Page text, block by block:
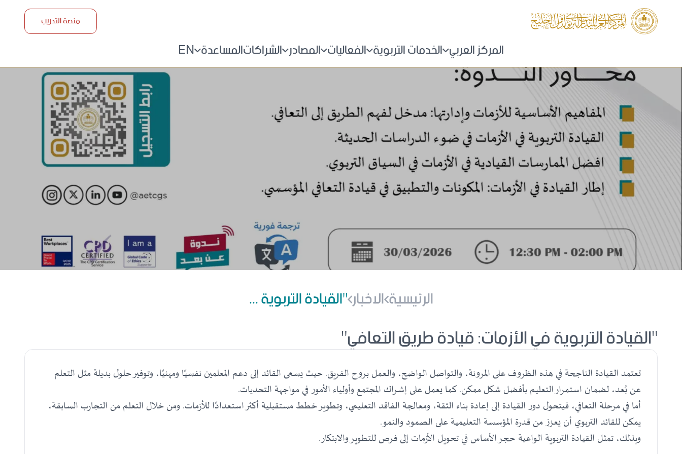
منصة التدريب
المركز العربي
كلمة المدير
لمحة عامة
الرؤية و الرسالة و القيم
فريق العمل
الخدمات التربوية
التدريب التربوي
الاستشارات التربوية
المكتبة
القاعات التدريبية
الفعاليات
الاخبار
معرض الصور
المصادر
اصدارات المركز
فيديو الشهر
الشراكاتالمساعدة
اتصل بنا
EN
الرئيسيةالاخبار"القيادة التربوية ...
"القيادة التربوية في الأزمات: قيادة طريق التعافي"
تعتمد القيادة الناجحة في هذه الظروف على المرونة، والتواصل الواضح، والعمل بروح الفريق. حيث يسعى القائد إلى دعم المعلمين نفسيًا ومهنيًا، وتوفير حلول بديلة مثل التعلم
عن بُعد، لضمان استمرار التعليم بأفضل شكل ممكن. كما يعمل على إشراك المجتمع وأولياء الأمور في مواجهة التحديات.
أما في مرحلة التعافي، فيتحول دور القيادة إلى إعادة بناء الثقة، ومعالجة الفاقد التعليمي، وتطوير خطط مستقبلية أكثر استعدادًا للأزمات. ومن خلال التعلم من التجارب السابقة،
يمكن للقائد التربوي أن يعزز من قدرة المؤسسة التعليمية على الصمود والنمو.
وبذلك، تمثل القيادة التربوية الواعية حجر الأساس في تحويل الأزمات إلى فرص للتطوير والابتكار.